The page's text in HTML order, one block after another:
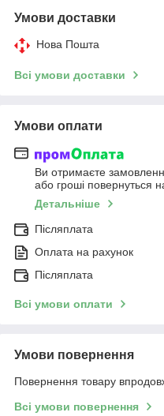
Умови доставки
Нова Пошта
Всі умови доставки
Умови оплати
Ви отримаєте
або гроші повернуться
Детальніше
Післяплата
Оплата на рахунок
Післяплата
Всі умови оплати
Умови повернення
Повернення товару
Всі умови повернення